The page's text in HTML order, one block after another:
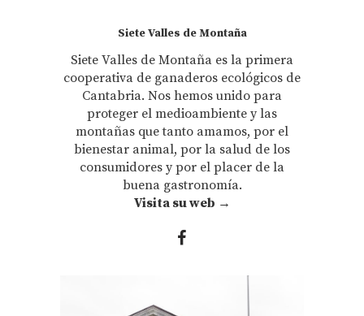
Siete Valles de Montaña
Siete Valles de Montaña es la primera
cooperativa de ganaderos ecológicos de
Cantabria. Nos hemos unido para
proteger el medioambiente y las
montañas que tanto amamos, por el
bienestar animal, por la salud de los
consumidores y por el placer de la
buena gastronomía.
Visita su web →